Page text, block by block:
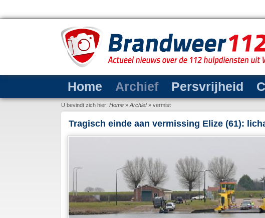
Home Archief Persvrijheid
U bevindt zich hier: Home » Archief» vermist
Tragisch einde aan vermissing Elize (61):